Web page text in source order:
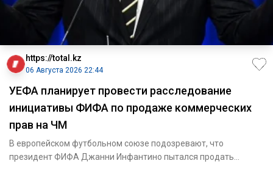
https://total.kz
06 Августа 2026 22:44
УЕФА планирует провести расследование
инициативы ФИФА по продаже коммерческих
прав на ЧМ
В европейском футбольном союзе подозревают, что
президент ФИФА Джанни Инфантино пытался продать